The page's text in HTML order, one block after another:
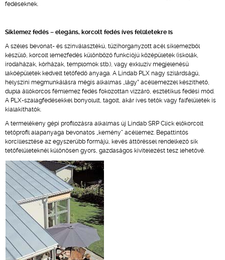
fedéseknek.
Síklemez fedés – elegáns, korcolt fedés íves felületekre is
A széles bevonat- és színválasztékú, tűzihorganyzott acél síklemezből
készülő, korcolt lemezfedés különböző funkciójú középületek (iskolák,
irodaházak, kórházak, templomok stb.), vagy exkluzív megjelenésű
lakóépületek kedvelt tetőfedő anyaga. A Lindab PLX nagy szilárdságú,
helyszíni megmunkálásra mégis alkalmas „lágy” acéllemezzel készíthető,
dupla állókorcos fémlemez fedés fokozottan vízzáró, esztétikus fedési mód.
A PLX-szalagfedésekkel bonyolult, tagolt, akár íves tetők vagy falfelületek is
kialakíthatók.
A termelékeny gépi profilozásra alkalmas új Lindab SRP Click előkorcolt
tetőprofil alapanyaga bevonatos „kemény" acéllemez. Bepattintós
korcillesztése az egyszerűbb formájú, kevés áttöréssel rendelkező sík
tetőfelületeknél különösen gyors, gazdaságos kivitelezést tesz lehetővé.